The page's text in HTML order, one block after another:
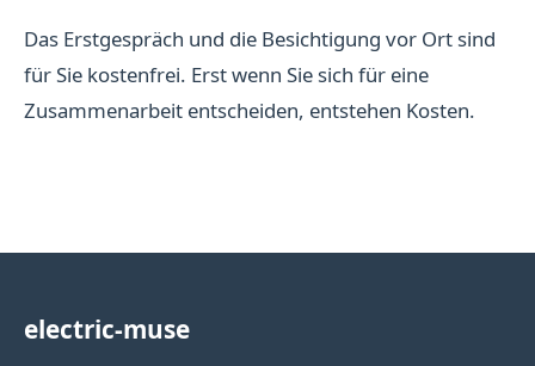
Das Erstgespräch und die Besichtigung vor Ort sind
für Sie kostenfrei. Erst wenn Sie sich für eine
Zusammenarbeit entscheiden, entstehen Kosten.
electric-muse